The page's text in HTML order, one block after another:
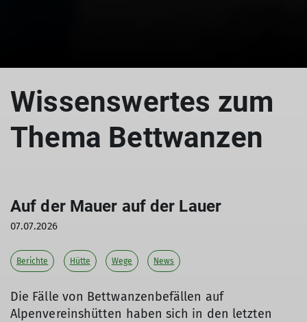
Wissenswertes zum
Thema Bettwanzen
Auf der Mauer auf der Lauer
07.07.2026
Berichte Hütte Wege News
Die Fälle von Bettwanzenbefällen auf
Alpenvereinshütten haben sich in den letzten